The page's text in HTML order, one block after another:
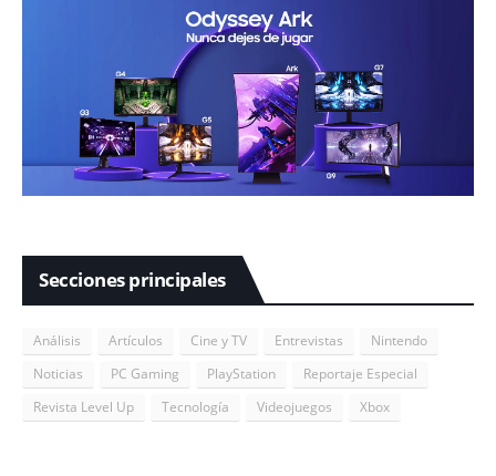
Secciones principales
Análisis Artículos Cine y TV Entrevistas
Nintendo
Noticias
PC Gaming PlayStation
Reportaje Especial
Revista Level Up
Tecnología Videojuegos Xbox